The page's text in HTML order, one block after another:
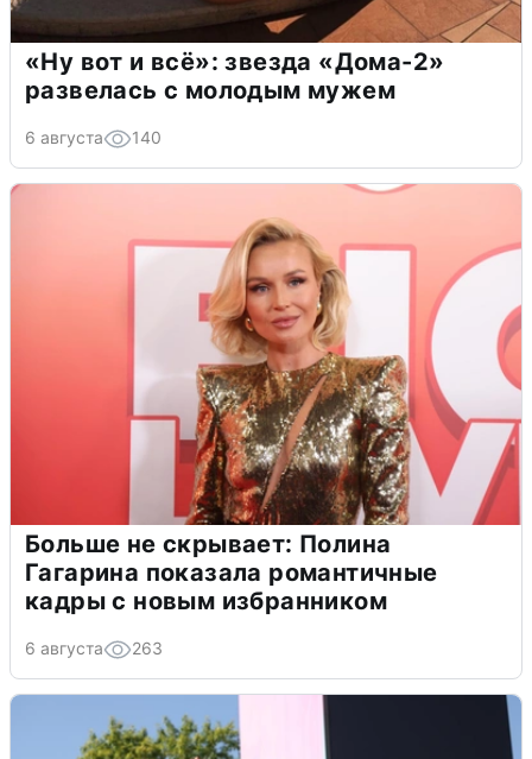
«Ну вот и всё»: звезда «Дома-2»
развелась с молодым мужем
6 августа 140
Больше не скрывает: Полина
Гагарина показала романтичные
кадры с новым избранником
6 августа 263